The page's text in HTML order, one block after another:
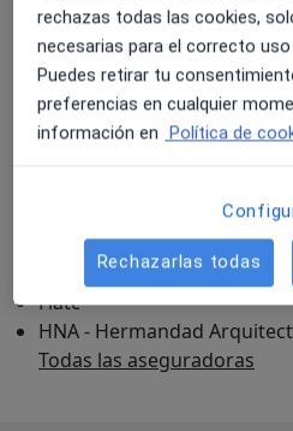
Centro de Rehatilitación Premier
Avenida de Viñuelas 20-22,
Aseguradoras
Cigna Healthcare España
DKV Seguros
Divina Seguros
Fiatc
HNA - Hermandad
Todas las aseguradoras
rechazas todas las cookies,
necesarias para el correcto
Puedes retirar tu
preferencias en cualquier
información en Política de
Rechazarlas todas